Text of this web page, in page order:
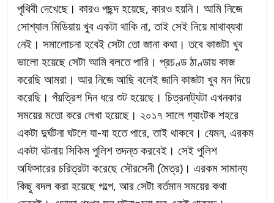
পৃথিবী দেখেছে। কারও পছন্দ হয়েছে, কারও হয়নি। আমি নিজে
সোশ্যাল মিডিয়ায় খুব একটা থাকি না, তাই সেই নিয়ে মাথাব্যথা
নেই। সমালোচনা হবেই সেটা তো জানা কথা। তবে কাজটা খুব
ভালো হয়েছে সেটা আমি বলতে পারি। প্রচণ্ড ঠাণ্ডায় কাজ
করেছি আমরা। আর নিজে আছি বলেই জানি কাজটা খুব মন দিয়ে
করেছি। পঁয়ত্রিশ দিন ধরে শুট হয়েছে। চিত্রনাট্যটা এখনকার
সময়ের মতো করে লেখা হয়েছে। ২০১৭ সালে গ্যাংটক শহরে
একটা দুর্ঘটনা ঘটলে যা-যা হতে পারে, তাই থাকবে। যেমন, এরকম
একটা ঘটনায় সিকিম পুলিশ তদন্ত করবেই। সেই পুলিশ
অফিসারের চরিত্রটা করেছে সৌরসেনী (মৈত্র)। এরকম সামান্য
কিছু বদল করা হয়েছে গল্পে, আর সেটা বর্তমান সময়ের কথা